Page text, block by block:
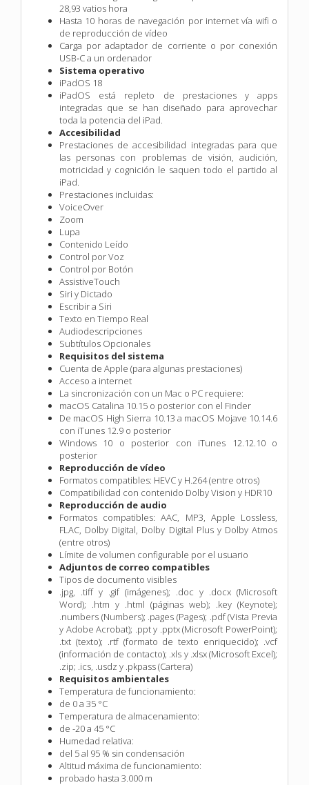
28,93 vatios hora
Hasta 10 horas de navegación por internet vía wifi o
de reproducción de vídeo
Carga por adaptador de corriente o por conexión
USB‑C a un ordenador
Sistema operativo
iPadOS 18
iPadOS está repleto de prestaciones y apps
integradas que se han diseñado para aprovechar
toda la potencia del iPad.
Accesibilidad
Prestaciones de accesibilidad integradas para que
las personas con problemas de visión, audición,
motricidad y cognición le saquen todo el partido al
iPad.
Prestaciones incluidas:
VoiceOver
Zoom
Lupa
Contenido Leído
Control por Voz
Control por Botón
AssistiveTouch
Siri y Dictado
Escribir a Siri
Texto en Tiempo Real
Audiodescripciones
Subtítulos Opcionales
Requisitos del sistema
Cuenta de Apple (para algunas prestaciones)
Acceso a internet
La sincronización con un Mac o PC requiere:
macOS Catalina 10.15 o posterior con el Finder
De macOS High Sierra 10.13 a macOS Mojave 10.14.6
con iTunes 12.9 o posterior
Windows 10 o posterior con iTunes 12.12.10 o
posterior
Reproducción de vídeo
Formatos compatibles: HEVC y H.264 (entre otros)
Compatibilidad con contenido Dolby Vision y HDR10
Reproducción de audio
Formatos compatibles: AAC, MP3, Apple Lossless,
FLAC, Dolby Digital, Dolby Digital Plus y Dolby Atmos
(entre otros)
Límite de volumen configurable por el usuario
Adjuntos de correo compatibles
Tipos de documento visibles
.jpg, .tiff y .gif (imágenes); .doc y .docx (Microsoft
Word); .htm y .html (páginas web); .key (Keynote);
.numbers (Numbers); .pages (Pages); .pdf (Vista Previa
y Adobe Acrobat); .ppt y .pptx (Microsoft PowerPoint);
.txt (texto); .rtf (formato de texto enriquecido); .vcf
(información de contacto); .xls y .xlsx (Microsoft Excel);
.zip; .ics, .usdz y .pkpass (Cartera)
Requisitos ambientales
Temperatura de funcionamiento:
de 0 a 35 °C
Temperatura de almacena­miento:
de -20 a 45 °C
Humedad relativa:
del 5 al 95 % sin condensación
Altitud máxima de funcionamiento:
probado hasta 3.000 m